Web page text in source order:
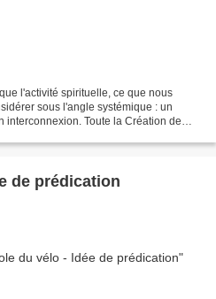
l'activité spirituelle, ce que nous
sous l'angle systémique : un
interconnexion. Toute la Création de
de prédication